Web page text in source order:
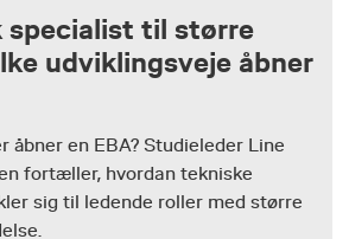
specialist til større
udviklingsveje åbner
åbner en EBA? Studieleder Line
fortæller, hvordan tekniske
sig til ledende roller med større